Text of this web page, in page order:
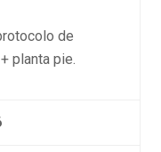
de
planta pie.